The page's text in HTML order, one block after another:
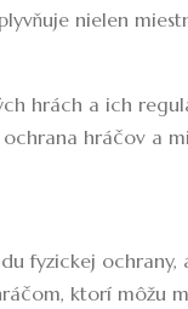
nielen
hrách a ich
hráčov a
fyzickej
ktorí môžu